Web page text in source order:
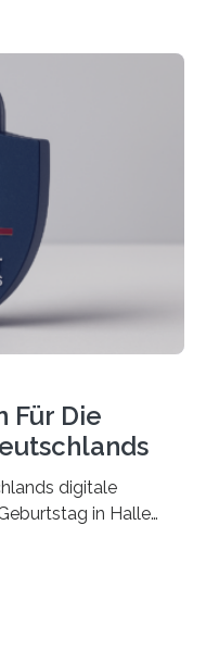
Skłodowska-Curie
werden sich
insgesamt 15
mit
– also mit Robotern,
erfassen,
auch mit…
Für Die
digitale
in Halle
der